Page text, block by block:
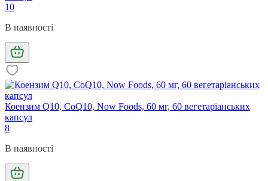
10
В наявності
Коензим Q10, CoQ10, Now Foods, 60 мг, 60 вегетаріанських
капсул
8
В наявності